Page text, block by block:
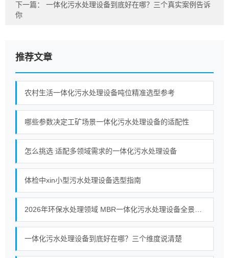
下一篇： 一体化污水处理设备到底好在哪？三个真实案例告诉
你
推荐文章
农村生活一体化污水处理设备吨位精准选型参考
哪些参数决定工矿场景一体化污水处理设备的适配性
怎么挑选 适配多领域需求的一体化污水处理设备
体检中xin小型污水处理设备选型指南
一体化污水处理设备到底好在哪？三个维度说清楚